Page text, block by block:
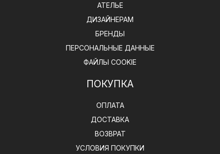
АТЕЛЬЕ
ДИЗАЙНЕРАМ
БРЕНДЫ
ПЕРСОНАЛЬНЫЕ ДАННЫЕ
ФАЙЛЫ COOKIE
ПОКУПКА
ОПЛАТА
ДОСТАВКА
ВОЗВРАТ
УСЛОВИЯ ПОКУПКИ